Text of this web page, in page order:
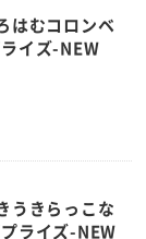
はむコロンベ
イズ-NEW
きらっこな
ライズ-NEW